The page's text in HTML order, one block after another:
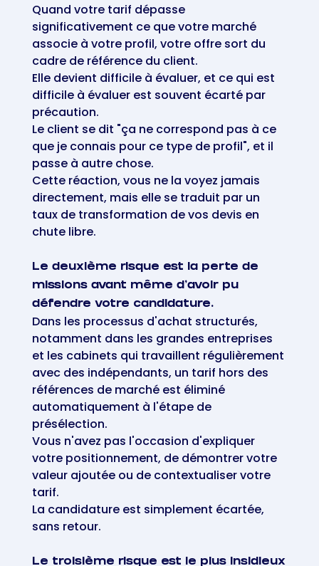
Quand votre tarif dépasse
significativement ce que votre marché
associe à votre profil, votre offre sort du
cadre de référence du client.
Elle devient difficile à évaluer, et ce qui est
difficile à évaluer est souvent écarté par
précaution.
Le client se dit "ça ne correspond pas à ce
que je connais pour ce type de profil", et il
passe à autre chose.
Cette réaction, vous ne la voyez jamais
directement, mais elle se traduit par un
taux de transformation de vos devis en
chute libre.
Le deuxième risque est la perte de
missions avant même d'avoir pu
défendre votre candidature.
Dans les processus d'achat structurés,
notamment dans les grandes entreprises
et les cabinets qui travaillent régulièrement
avec des indépendants, un tarif hors des
références de marché est éliminé
automatiquement à l'étape de
présélection.
Vous n'avez pas l'occasion d'expliquer
votre positionnement, de démontrer votre
valeur ajoutée ou de contextualiser votre
tarif.
La candidature est simplement écartée,
sans retour.
Le troisième risque est le plus insidieux